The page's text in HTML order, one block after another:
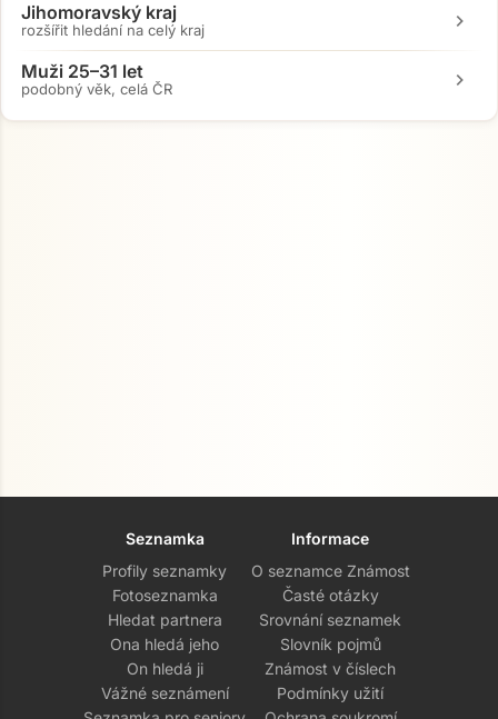
Jihomoravský kraj
rozšířit hledání na celý kraj chevron_right
Muži 25–31 let
podobný věk, celá ČR chevron_right
Seznamka
Profily seznamky
Fotoseznamka
Hledat partnera
Ona hledá jeho
On hledá ji
Vážné seznámení
Informace
O seznamce Známost
Časté otázky
Srovnání seznamek
Slovník pojmů
Známost v číslech
Podmínky užití